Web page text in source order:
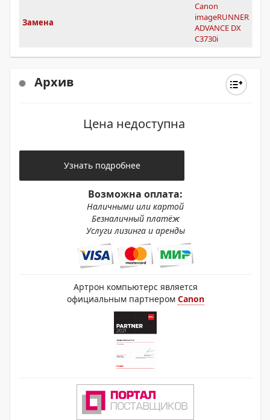
Замена
Canon
imageRUNNER
ADVANCE DX
C3730i
Архив
Цена недоступна
Узнать подробнее
Возможна оплата:
Наличными или картой
Безналичный платёж
Услуги лизинга и аренды
Артрон компьютерс является
официальным партнером Canon